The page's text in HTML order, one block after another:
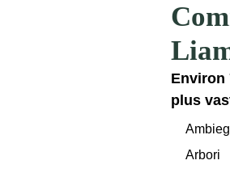
Environ
plus
Arbori